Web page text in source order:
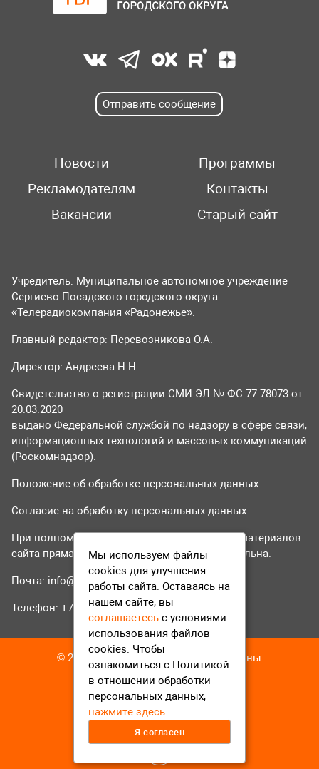
Отправить сообщение
Новости
Программы
Рекламодателям
Контакты
Вакансии
Старый сайт
Учредитель: Муниципальное автономное учреждение
Сергиево-Посадского городского округа
«Телерадиокомпания «Радонежье».
Главный редактор: Перевозникова О.А.
Директор: Андреева Н.Н.
Свидетельство о регистрации СМИ ЭЛ № ФС 77-78073 от
20.03.2020
выдано Федеральной службой по надзору в сфере связи,
информационных технологий и массовых коммуникаций
(Роскомнадзор).
Положение об обработке персональных данных
Согласие на обработку персональных данных
При полном или частичном использовании материалов
сайта прямая гиперссылка на tvr24.tv обязательна.
Почта: info@tvr24.tv
Телефон: +7 (496) 551-04-95
© 2016-2023 ТВР24 Все права защищены
Мы используем файлы
cookies для улучшения
работы сайта. Оставаясь на
нашем сайте, вы
соглашаетесь с условиями
использования файлов
cookies. Чтобы
ознакомиться с Политикой
в отношении обработки
персональных данных,
нажмите здесь.
Я согласен